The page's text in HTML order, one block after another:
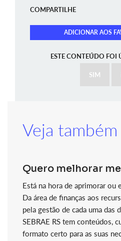
COMPARTILHE
ADICIONAR AOS
ESTE CONTEÚDO FOI
SIM
Veja também
Quero melhorar
Está na hora de aprimorar ou
Da área de finanças aos
pela gestão de cada uma das
SEBRAE RS tem conteúdos,
formato certo para as suas